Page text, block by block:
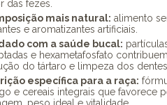
das fezes.
mais natural: alimento
e aromatizantes artificiais.
com a saúde bucal:
e hexametafosfato
do tártaro e limpeza dos dentes.
específica para a raça:
e cereais integrais que favorece